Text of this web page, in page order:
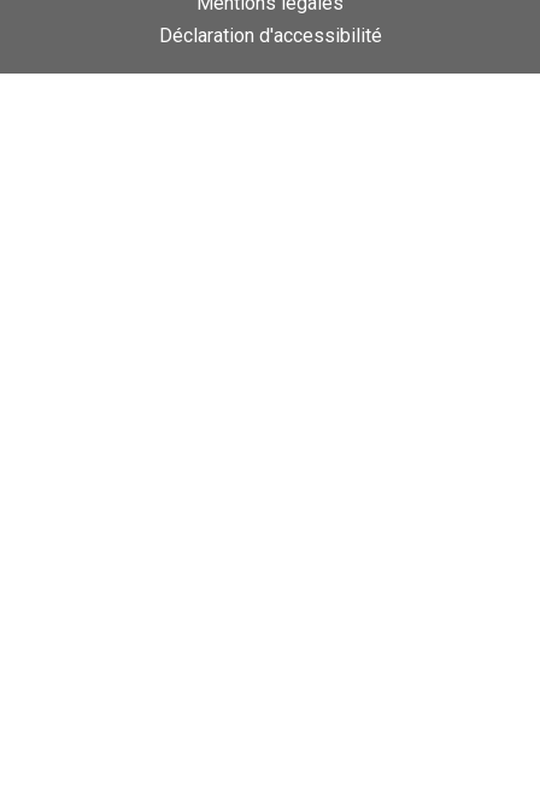
Déclaration d'accessibilité